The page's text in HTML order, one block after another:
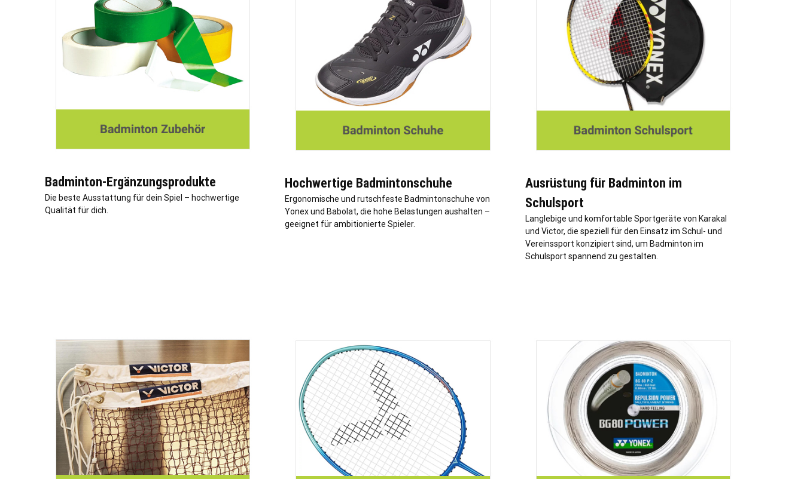
Badminton-Ergänzungsprodukte
Die beste Ausstattung für dein Spiel – hochwertige
Qualität für dich.
Hochwertige Badmintonschuhe
Ergonomische und rutschfeste Badmintonschuhe von
Yonex und Babolat, die hohe Belastungen aushalten –
geeignet für ambitionierte Spieler.
Ausrüstung für Badminton im
Schulsport
Langlebige und komfortable Sportgeräte von Karakal
und Victor, die speziell für den Einsatz im Schul- und
Vereinssport konzipiert sind, um Badminton im
Schulsport spannend zu gestalten.